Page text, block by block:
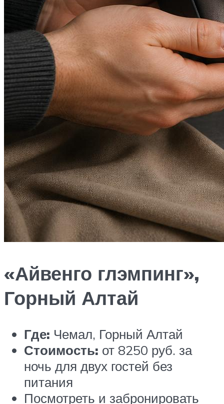
«Айвенго глэмпинг»,
Горный Алтай
Где: Чемал, Горный Алтай
Стоимость: от 8250 руб. за
ночь для двух гостей без
питания
Посмотреть и забронировать